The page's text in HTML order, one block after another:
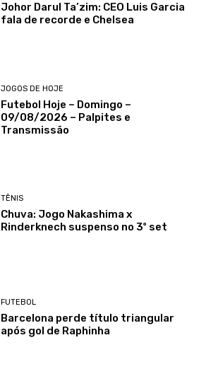
Johor Darul Ta’zim: CEO Luis Garcia
fala de recorde e Chelsea
JOGOS DE HOJE
Futebol Hoje – Domingo –
09/08/2026 – Palpites e
Transmissão
TÊNIS
Chuva: Jogo Nakashima x
Rinderknech suspenso no 3º set
FUTEBOL
Barcelona perde título triangular
após gol de Raphinha